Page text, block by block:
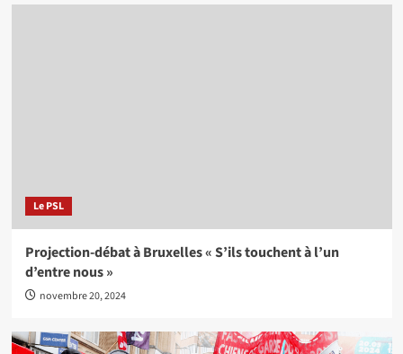
Le PSL
Projection-débat à Bruxelles « S’ils touchent à l’un
d’entre nous »
novembre 20, 2024